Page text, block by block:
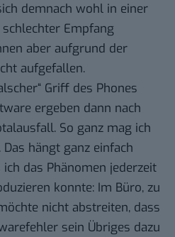
demnach wohl in einer
Empfang
aber aufgrund der
aufgefallen.
Griff des Phones
ergeben dann nach
So ganz mag ich
hängt ganz einfach
das Phänomen jederzeit
konnte: Im Büro, zu
nicht abstreiten, dass
sein Übriges dazu